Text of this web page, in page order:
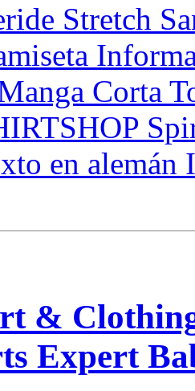
Stretch
Corta
en
&
Expert